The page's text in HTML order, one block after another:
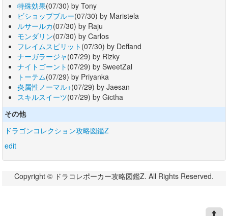
特殊効果(07/30) by Tony
ビショップブルー(07/30) by Maristela
ルサールカ(07/30) by Raju
モンダリン(07/30) by Carlos
フレイムスピリット (07/30) by Deffand
ナーガラージャ(07/29) by Rizky
ナイトゴーント (07/29) by SweetZal
トーテム(07/29) by Priyanka
炎属性ノーマル+(07/29) by Jaesan
スキルスイーツ(07/29) by Gictha
その他
ドラゴンコレクション攻略図鑑Z
edit
Copyright © ドラコレポーカー攻略図鑑Z. All Rights Reserved.